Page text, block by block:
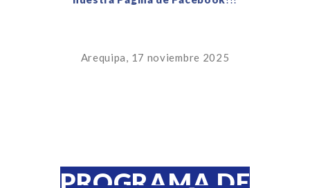
Arequipa, 17 noviembre 2025
PROGRAMA DE